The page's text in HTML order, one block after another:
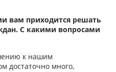
вам приходится решать
С какими вопросами
к нашим
достаточно много,